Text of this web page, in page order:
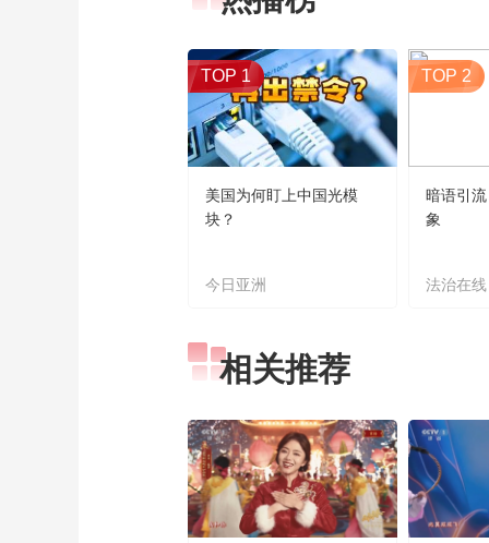
TOP 1
美国为何盯上中国光模
块？
今日亚洲
TOP 2
暗语引
象
法治在线
相关推荐